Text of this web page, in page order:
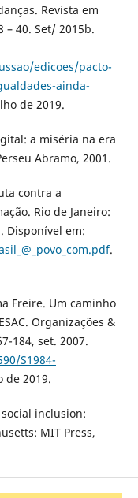
Revista em
– 40. Set/ 2015b.
edicoes/pacto-
ainda-
de 2019.
a miséria na era
Abramo, 2001.
contra a
Rio de Janeiro:
Disponível em:
.
Freire. Um caminho
Organizações &
184, set. 2007.
S1984-
de 2019.
social inclusion:
MIT Press,